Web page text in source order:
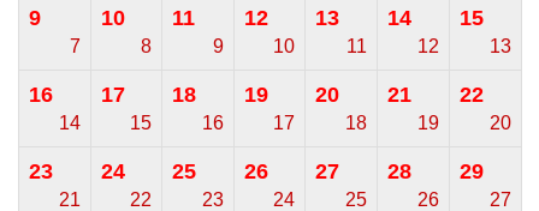
9
7
10
8
11
9
12
10
13
11
14
12
15
13
16
14
17
15
18
16
19
17
20
18
21
19
22
20
23
21
24
22
25
23
26
24
27
25
28
26
29
27